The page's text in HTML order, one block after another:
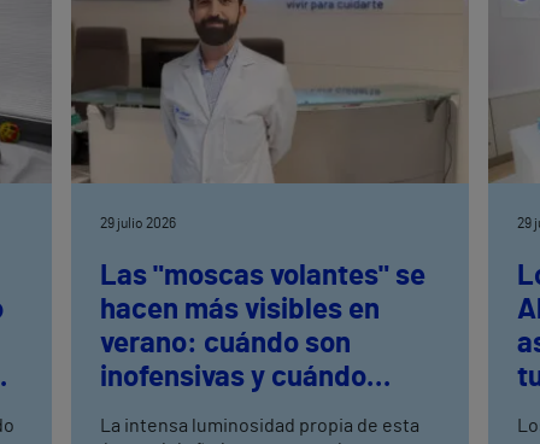
29 julio 2026
Las "moscas volantes" se
hacen más visibles en
verano: cuándo son
inofensivas y cuándo
La intensa luminosidad propia de esta
29